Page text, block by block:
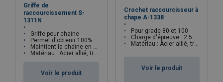
Griffe de
raccourcissement S-
1311N
Griffe pour chaîne
Permet d'obtenir 100% de la capacité de l'élingue chaîne
Maintient la chaîne en place lors du relâchement de la tension
Matériau : Acier allié, trempé et revenu
Voir le produit
Crochet raccourcisseur à
chape A-1338
Pour grade 80 et 100
Charge d'épreuve : 2.5 x CMU
Matériau : Acier allié, trempé et revenu
Voir le produit